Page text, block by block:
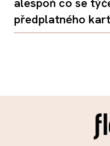
alespoň co se
předplatného